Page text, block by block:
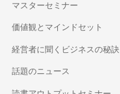
マスターセミナー
価値観とマインドセット
経営者に聞くビジネスの秘訣
話題のニュース